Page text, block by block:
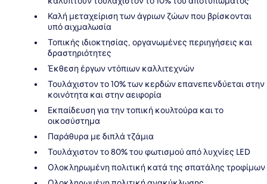
Καλή μεταχείριση των άγριων ζώων που βρίσκονται
υπό αιχμαλωσία
Τοπικής ιδιοκτησίας, οργανωμένες περιηγήσεις και
δραστηριότητες
Έκθεση έργων ντόπιων καλλιτεχνών
Τουλάχιστον το 10% των κερδών επανεπενδύεται στην
κοινότητα και στην αειφορία
Εκπαίδευση για την τοπική κουλτούρα και το
οικοσύστημα
Παράθυρα με διπλά τζάμια
Τουλάχιστον το 80% του φωτισμού από λυχνίες LED
Ολοκληρωμένη πολιτική κατά της σπατάλης τροφίμων